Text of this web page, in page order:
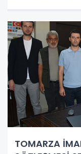
TOMARZA